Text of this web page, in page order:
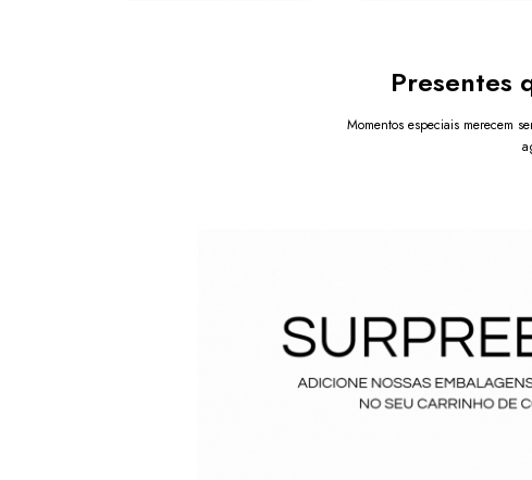
Presentes
Momentos especiais merecem